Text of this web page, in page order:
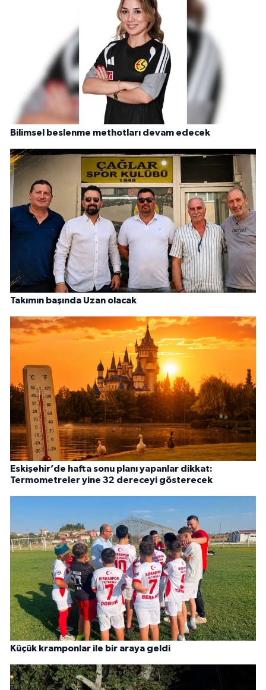
Bilimsel beslenme methotları devam edecek
Takımın başında Uzan olacak
Eskişehir’de hafta sonu planı yapanlar dikkat:
Termometreler yine 32 dereceyi gösterecek
Küçük kramponlar ile bir araya geldi